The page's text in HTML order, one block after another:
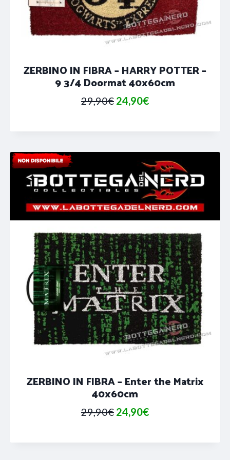
ZERBINO IN FIBRA – HARRY POTTER –
9 3/4 Doormat 40x60cm
29,90€ Il
era:
29,90€.
24,90€Il
è:
24,90€.
ZERBINO IN FIBRA – Enter the Matrix
40x60cm
29,90€ Il
24,90€Il